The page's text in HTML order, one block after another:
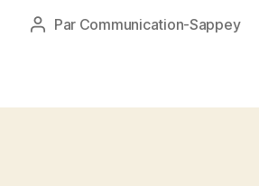
Auteur
Par Communication-Sappey